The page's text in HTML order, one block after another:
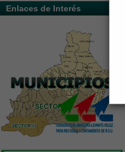
Enlaces de Interés